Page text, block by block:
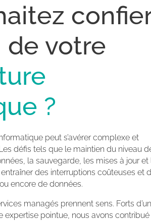
de votre
?
peut s’avérer complexe et
défis tels que le maintien du niveau
la sauvegarde, les mises à jour et
des interruptions coûteuses et
encore de données.
managés prennent sens. Forts
expertise pointue, nous avons contribué